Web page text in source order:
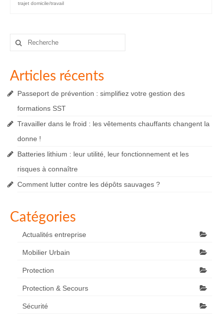
trajet domicile/travail
Rechercher
Articles récents
Passeport de prévention : simplifiez votre gestion des
formations SST
Travailler dans le froid : les vêtements chauffants changent la
donne !
Batteries lithium : leur utilité, leur fonctionnement et les
risques à connaître
Comment lutter contre les dépôts sauvages ?
Catégories
Actualités entreprise
Mobilier Urbain
Protection
Protection & Secours
Sécurité